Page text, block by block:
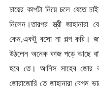
চায়ের কাপটা নিয়ে চলে যেতে
নিলেন।তারপর স্ত্রী
কেন,একটু বসো না গল্প করি।
উঠলেন অনেক কাজ পড়ে আছে
হবে তে। আনিস সাহেব জোর
জোরাজোরি তে জাহানারা